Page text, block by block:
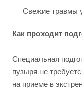
Свежие травмы
Как проходит
Специальная
пузыря не
на приеме в